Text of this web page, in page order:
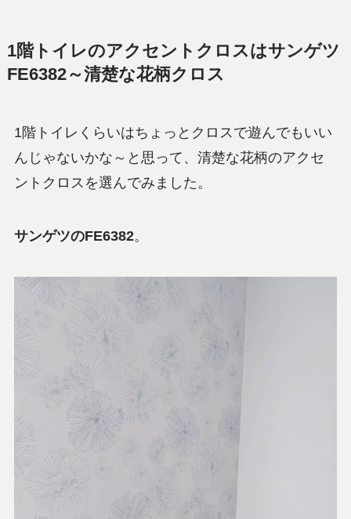
1階トイレのアクセントクロスはサンゲツ
FE6382～清楚な花柄クロス
1階トイレくらいはちょっとクロスで遊んでもいい
んじゃないかな～と思って、清楚な花柄のアクセ
ントクロスを選んでみました。
サンゲツのFE6382。